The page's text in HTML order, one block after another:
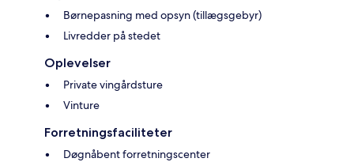
Børnepasning med opsyn (tillægsgebyr)
Livredder på stedet
Oplevelser
Private vingårdsture
Vinture
Forretningsfaciliteter
Døgnåbent forretningscenter